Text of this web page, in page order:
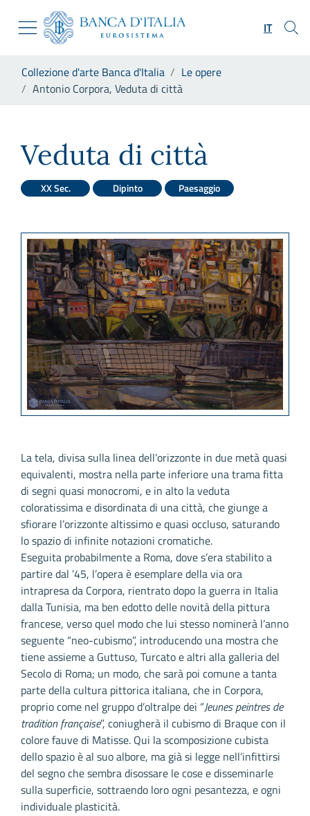
Skip to Main Content
Vai al sito istituzionale
Vai al menu di navigazione
Vai alla ricerca
Vai al footer
IT
Collezione d'arte Banca d'Italia
Le opere
Antonio Corpora, Veduta di città
Veduta di città
XX Sec. Dipinto Paesaggio
La tela, divisa sulla linea dell’orizzonte in due metà quasi
equivalenti, mostra nella parte inferiore una trama fitta
di segni quasi monocromi, e in alto la veduta
coloratissima e disordinata di una città, che giunge a
sfiorare l’orizzonte altissimo e quasi occluso, saturando
lo spazio di infinite notazioni cromatiche.
Eseguita probabilmente a Roma, dove s’era stabilito a
partire dal ’45, l’opera è esemplare della via ora
intrapresa da Corpora, rientrato dopo la guerra in Italia
dalla Tunisia, ma ben edotto delle novità della pittura
francese, verso quel modo che lui stesso nominerà l’anno
seguente “neo-cubismo”, introducendo una mostra che
tiene assieme a Guttuso, Turcato e altri alla galleria del
Secolo di Roma; un modo, che sarà poi comune a tanta
parte della cultura pittorica italiana, che in Corpora,
proprio come nel gruppo d’oltralpe dei “Jeunes peintres de
tradition française”, coniugherà il cubismo di Braque con il
colore fauve di Matisse. Qui la scomposizione cubista
dello spazio è al suo albore, ma già si legge nell’infittirsi
del segno che sembra disossare le cose e disseminarle
sulla superficie, sottraendo loro ogni pesantezza, e ogni
individuale plasticità.